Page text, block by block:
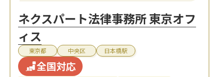
ネクスパート法律事務所 東京オフ
ィス
東京都 中央区 日本橋駅
全国対応